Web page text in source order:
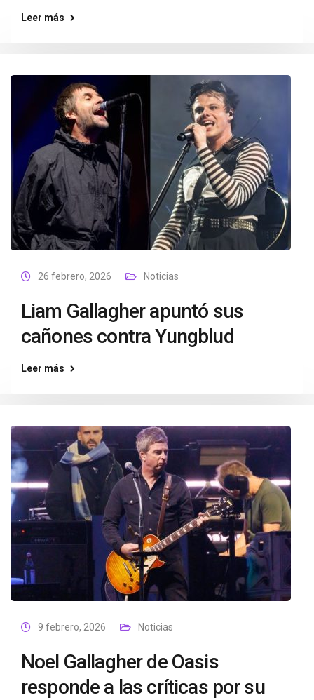
Leer más
26 febrero, 2026 Noticias
Liam Gallagher apuntó sus
cañones contra Yungblud
Leer más
9 febrero, 2026 Noticias
Noel Gallagher de Oasis
responde a las críticas por su